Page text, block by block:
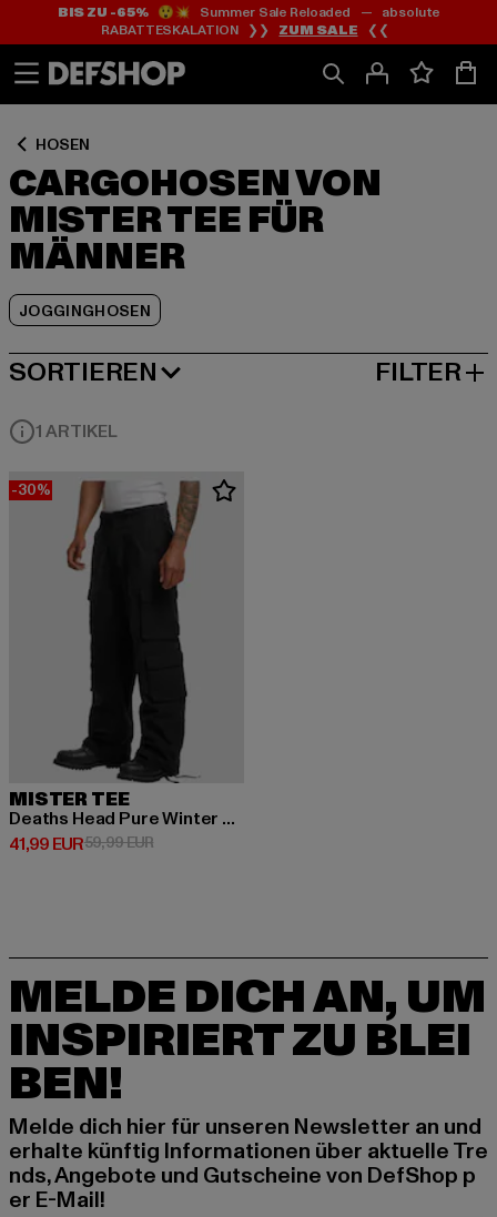
Zum
Inhalt
springen
Zum
Fußzeile
springen
BIS ZU -65%😲💥 Summer Sale Reloaded — absolute
RABATTESKALATION ❯❯ ZUM SALE ❮❮
HOSEN
CARGOHOSEN VON
MISTER TEE FÜR
MÄNNER
JOGGINGHOSEN
Zum
Produktraster
springen
SORTIEREN
BELIEBTESTE FILTER
1 ARTIKEL
-30%
MISTER TEE
Deaths Head Pure Winter Trouser
41,99 EUR
Derzeitiger Preis: 41,99 EUR
59,99 EURAktionspreis: 59,99 EUR
MELDE DICH AN, UM
INSPIRIERT ZU BLEI
BEN!
Melde dich hier für unseren Newsletter an und
erhalte künftig Informationen über aktuelle Tre
nds, Angebote und Gutscheine von DefShop p
er E-Mail!